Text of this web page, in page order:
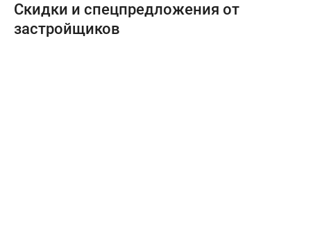
Скидки и спецпредложения от
застройщиков